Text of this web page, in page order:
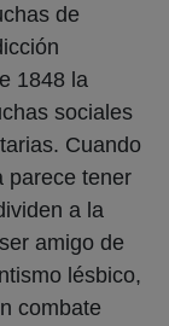
de
1848 la
sociales
Cuando
parece tener
a la
amigo de
lésbico,
combate